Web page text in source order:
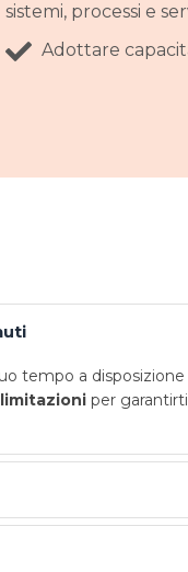
sistemi, processi e
Adottare
tempo a disposizione
per